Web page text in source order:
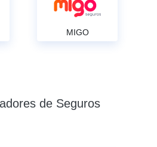
MIGO
de Seguros